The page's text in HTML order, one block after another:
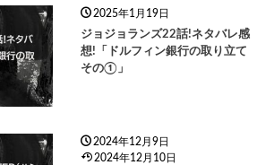
2025年1月19日
ジョジョランズ22話!ネタバレ感
想!「ドルフィン銀行の取り立て
その①」
2024年12月9日
2024年12月10日